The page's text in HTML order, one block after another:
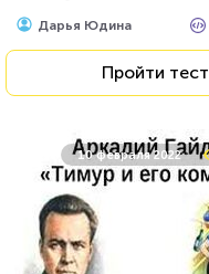
Дарья Юдина
Пройти тест
10 февраля 2022